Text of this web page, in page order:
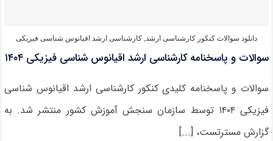
دانلود سوالات کنکور کارشناسی ارشد, کارشناسی ارشد اقیانوس‌ شناسی فیزیکی
سوالات و پاسخنامه کارشناسی ارشد اقیانوس‌ شناسی فیزیکی ۱۴۰۴
سوالات و پاسخنامه کلیدی کنکور کارشناسی ارشد اقیانوس‌ شناسی
فیزیکی ۱۴۰۴ توسط سازمان سنجش آموزش کشور منتشر شد. به
گزارش مسترتست، [...]